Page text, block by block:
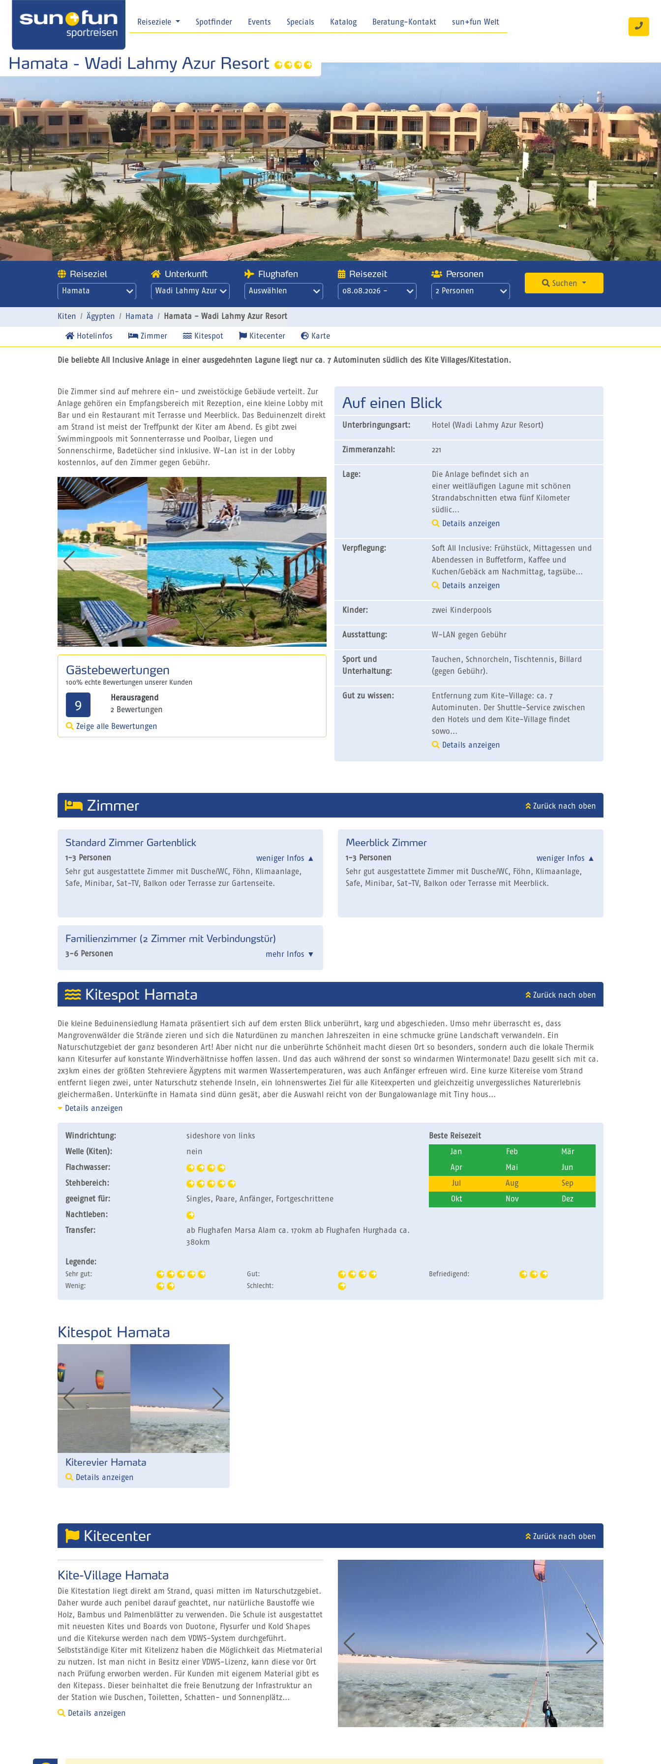
Reiseziele Spotfinder Events Specials Katalog Beratung-Kontakt sun+fun Welt
Hamata - Wadi Lahmy Azur Resort
Reiseziel
Hamata
Unterkunft
Wadi Lahmy Azur
Wadi Lahmy Azur
Flughafen
Auswählen
Reisezeit
08.08.2026 -
/ 3 Wochen
Personen
2 Personen
Suchen
Kiten Ägypten Hamata Hamata - Wadi Lahmy Azur Resort
Hotelinfos Zimmer Kitespot Kitecenter Karte
Die beliebte All Inclusive Anlage in einer ausgedehnten Lagune liegt nur ca. 7 Autominuten südlich des Kite Villages/Kitestation.
Die Zimmer sind auf mehrere ein- und zweistöckige Gebäude verteilt. Zur
Anlage gehören ein Empfangsbereich mit Rezeption, eine kleine Lobby mit
Bar und ein Restaurant mit Terrasse und Meerblick. Das Beduinenzelt direkt
am Strand ist meist der Treffpunkt der Kiter am Abend. Es gibt zwei
Swimmingpools mit Sonnenterrasse und Poolbar, Liegen und
Sonnenschirme, Badetücher sind inklusive. W-Lan ist in der Lobby
kostennlos, auf den Zimmer gegen Gebühr.
Gästebewertungen
100% echte Bewertungen unserer Kunden
9
Herausragend
2 Bewertungen
Zeige alle Bewertungen
Auf einen Blick
Unterbringungsart: Hotel (Wadi Lahmy Azur Resort)
Zimmeranzahl: 221
Lage:
Die Anlage befindet sich an
einer weitläufigen Lagune mit schönen
Strandabschnitten etwa fünf Kilometer
südlic...
Details anzeigen
Verpflegung:
Soft All Inclusive: Frühstück, Mittagessen und
Abendessen in Buffetform, Kaffee und
Kuchen/Gebäck am Nachmittag, tagsübe...
Details anzeigen
Kinder: zwei Kinderpools
Ausstattung: W-LAN gegen Gebühr
Sport und
Unterhaltung:
Tauchen, Schnorcheln, Tischtennis, Billard
(gegen Gebühr).
Gut zu wissen:
Entfernung zum Kite-Village: ca. 7
Autominuten. Der Shuttle-Service zwischen
den Hotels und dem Kite-Village findet
sowo...
Details anzeigen
Zimmer Zurück nach oben
Standard Zimmer Gartenblick
1-3 Personen weniger Infos ▲
Sehr gut ausgestattete Zimmer mit Dusche/WC, Föhn, Klimaanlage,
Safe, Minibar, Sat-TV, Balkon oder Terrasse zur Gartenseite.
Meerblick Zimmer
1-3 Personen weniger Infos ▲
Sehr gut ausgestattete Zimmer mit Dusche/WC, Föhn, Klimaanlage,
Safe, Minibar, Sat-TV, Balkon oder Terrasse mit Meerblick.
Familienzimmer (2 Zimmer mit Verbindungstür)
3-6 Personen mehr Infos ▼
Kitespot Hamata Zurück nach oben
Die kleine Beduinensiedlung Hamata präsentiert sich auf dem ersten Blick unberührt, karg und abgeschieden. Umso mehr überrascht es, dass
Mangrovenwälder die Strände zieren und sich die Naturdünen zu manchen Jahreszeiten in eine schmucke grüne Landschaft verwandeln. Ein
Naturschutzgebiet der ganz besonderen Art! Aber nicht nur die unberührte Schönheit macht diesen Ort so besonders, sondern auch die lokale Thermik
kann Kitesurfer auf konstante Windverhältnisse hoffen lassen. Und das auch während der sonst so windarmen Wintermonate! Dazu gesellt sich mit ca.
2x3km eines der größten Stehreviere Ägyptens mit warmen Wassertemperaturen, was auch Anfänger erfreuen wird. Eine kurze Kitereise vom Strand
entfernt liegen zwei, unter Naturschutz stehende Inseln, ein lohnenswertes Ziel für alle Kiteexperten und gleichzeitig unvergessliches Naturerlebnis
gleichermaßen. Unterkünfte in Hamata sind dünn gesät, aber die Auswahl reicht von der Bungalowanlage mit Tiny hous...
Details anzeigen
Windrichtung:
sideshore von links
Welle (Kiten):
nein
Flachwasser:
Stehbereich:
geeignet für:
Singles, Paare, Anfänger, Fortgeschrittene
Nachtleben:
Transfer:
ab Flughafen Marsa Alam ca. 170km ab Flughafen Hurghada ca.
380km
Beste Reisezeit
Jan
Feb
Mär
Apr
Mai
Jun
Jul
Aug
Sep
Okt
Nov Dez
Legende:
Sehr gut: Gut:
Befriedigend:
Wenig:
Schlecht:
Kitespot Hamata
Kiterevier Hamata
Details anzeigen
Kitecenter Zurück nach oben
Kite-Village Hamata
Die Kitestation liegt direkt am Strand, quasi mitten im Naturschutzgebiet.
Daher wurde auch penibel darauf geachtet, nur natürliche Baustoffe wie
Holz, Bambus und Palmenblätter zu verwenden. Die Schule ist ausgestattet
mit neuesten Kites und Boards von Duotone, Flysurfer und Kold Shapes
und die Kitekurse werden nach dem VDWS-System durchgeführt.
Selbstständige Kiter mit Kitelizenz haben die Möglichkeit das Mietmaterial
zu nutzen. Ist man nicht in Besitz einer VDWS-Lizenz, kann diese vor Ort
nach Prüfung erworben werden. Für Kunden mit eigenem Material gibt es
den Kitepass. Dieser beinhaltet die freie Benutzung der Infrastruktur an
der Station wie Duschen, Toiletten, Schatten- und Sonnenplätz...
Details anzeigen